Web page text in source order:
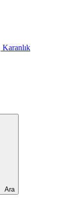
Karanlık
Ara